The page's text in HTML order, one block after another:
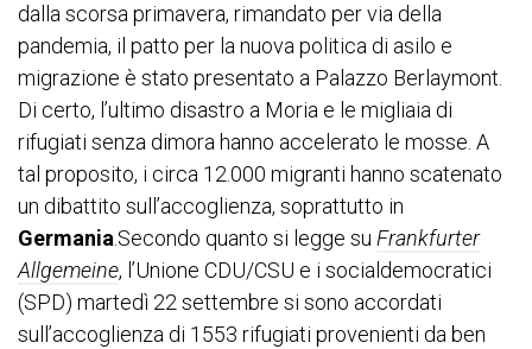
dalla scorsa primavera, rimandato per via della
pandemia, il patto per la nuova politica di asilo e
migrazione è stato presentato a Palazzo Berlaymont.
Di certo, l’ultimo disastro a Moria e le migliaia di
rifugiati senza dimora hanno accelerato le mosse. A
tal proposito, i circa 12.000 migranti hanno scatenato
un dibattito sull’accoglienza, soprattutto in
Germania.Secondo quanto si legge su Frankfurter
Allgemeine, l’Unione CDU/CSU e i socialdemocratici
(SPD) martedì 22 settembre si sono accordati
sull’accoglienza di 1553 rifugiati provenienti da ben